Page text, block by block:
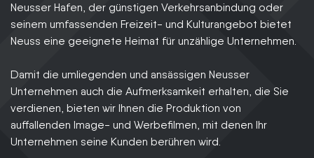
Neusser Hafen, der günstigen Verkehrsanbindung oder
seinem umfassenden Freizeit- und Kulturangebot bietet
Neuss eine geeignete Heimat für unzählige Unternehmen.
Damit die umliegenden und ansässigen Neusser
Unternehmen auch die Aufmerksamkeit erhalten, die Sie
verdienen, bieten wir Ihnen die Produktion von
auffallenden Image- und Werbefilmen, mit denen Ihr
Unternehmen seine Kunden berühren wird.